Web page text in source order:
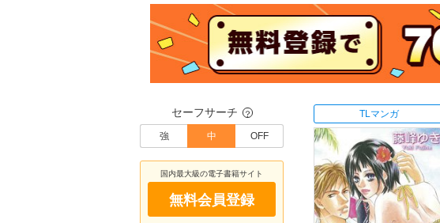
セーフサーチ ？
強 中 OFF
国内最大級の電子書籍サイト
無料会員登録
TLマンガ